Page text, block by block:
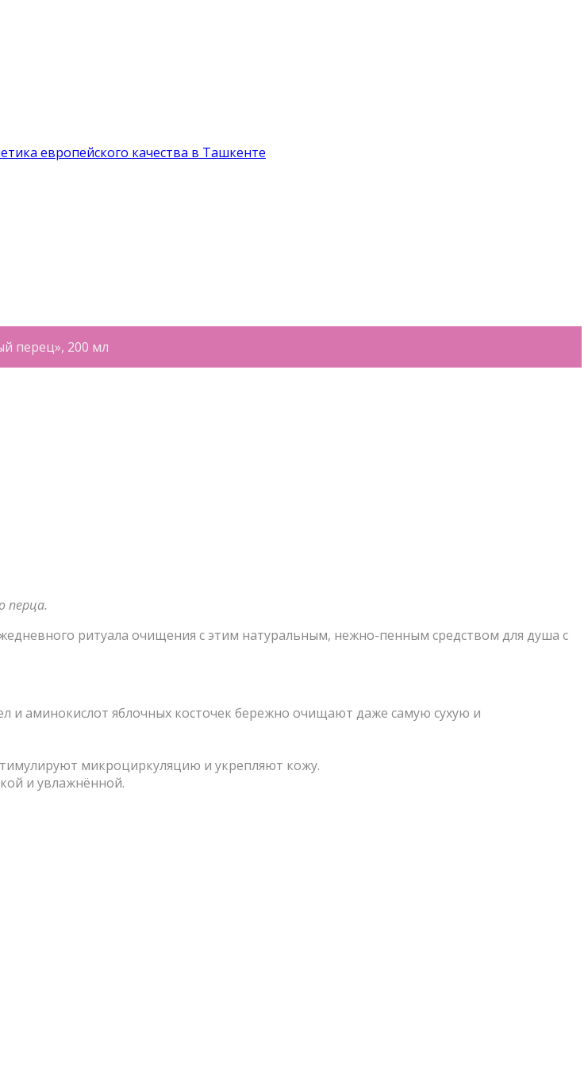
перец», 200 мл
перца.
ритуала очищения с этим натуральным, нежно-пенным средством для душа с
аминокислот яблочных косточек бережно очищают даже самую сухую и
микроциркуляцию и укрепляют кожу.
и увлажнённой.